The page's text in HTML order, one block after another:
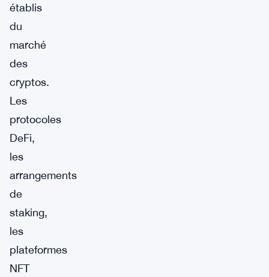
établis
du
marché
des
cryptos.
Les
protocoles
DeFi,
les
arrangements
de
staking,
les
plateformes
NFT